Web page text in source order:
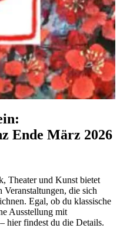
Ende März 2026
Theater und Kunst bietet
die sich
Egal, ob du klassische
Ausstellung mit
hier findest du die Details.